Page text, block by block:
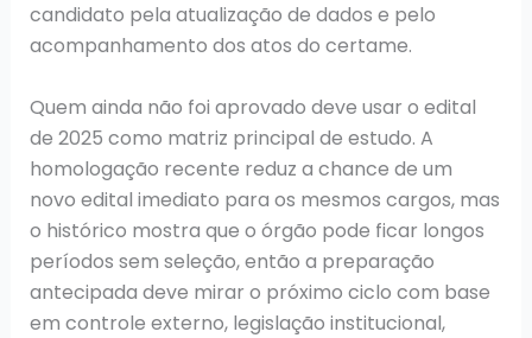
candidato pela atualização de dados e pelo
acompanhamento dos atos do certame.
Quem ainda não foi aprovado deve usar o edital
de 2025 como matriz principal de estudo. A
homologação recente reduz a chance de um
novo edital imediato para os mesmos cargos, mas
o histórico mostra que o órgão pode ficar longos
períodos sem seleção, então a preparação
antecipada deve mirar o próximo ciclo com base
em controle externo, legislação institucional,